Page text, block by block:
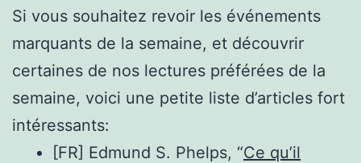
Si vous souhaitez revoir les événements
marquants de la semaine, et découvrir
certaines de nos lectures préférées de la
semaine, voici une petite liste d’articles fort
intéressants:
[FR] Edmund S. Phelps, “Ce qu’il